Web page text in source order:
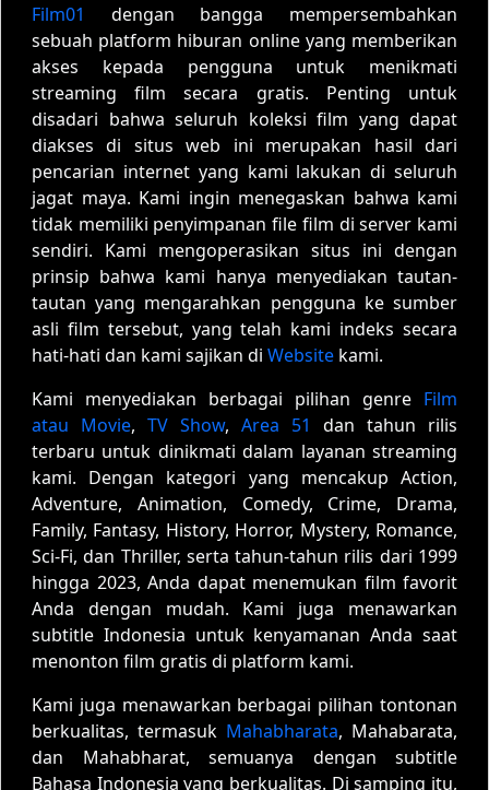
Film01
dengan bangga mempersembahkan
sebuah platform hiburan online yang memberikan
akses kepada pengguna untuk menikmati
streaming film secara gratis. Penting untuk
disadari bahwa seluruh koleksi film yang dapat
diakses di situs web ini merupakan hasil dari
pencarian internet yang kami lakukan di seluruh
jagat maya. Kami ingin menegaskan bahwa kami
tidak memiliki penyimpanan file film di server kami
sendiri. Kami mengoperasikan situs ini dengan
prinsip bahwa kami hanya menyediakan tautan-
tautan yang mengarahkan pengguna ke sumber
asli film tersebut, yang telah kami indeks secara
hati-hati dan kami sajikan di Website kami.
Kami menyediakan berbagai pilihan genre Film
atau Movie, TV Show, Area 51
dan tahun rilis
terbaru untuk dinikmati dalam layanan streaming
kami. Dengan kategori yang mencakup Action,
Adventure, Animation, Comedy, Crime, Drama,
Family, Fantasy, History, Horror, Mystery, Romance,
Sci-Fi, dan Thriller, serta tahun-tahun rilis dari 1999
hingga 2023, Anda dapat menemukan film favorit
Anda dengan mudah. Kami juga menawarkan
subtitle Indonesia untuk kenyamanan Anda saat
menonton film gratis di platform kami.
Kami juga menawarkan berbagai pilihan tontonan
berkualitas, termasuk Mahabharata, Mahabarata,
dan Mahabharat, semuanya dengan subtitle
Bahasa Indonesia yang berkualitas. Di samping itu,